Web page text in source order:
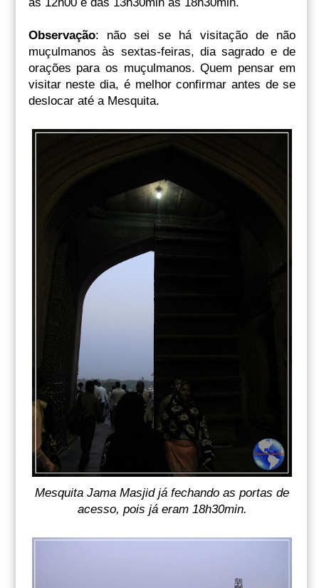
Observação: não sei se há visitação de não
muçulmanos às sextas-feiras, dia sagrado e de
orações para os muçulmanos. Quem pensar em
visitar neste dia, é melhor confirmar antes de se
deslocar até a Mesquita.
Mesquita Jama Masjid já fechando as portas de
acesso, pois já eram 18h30min.